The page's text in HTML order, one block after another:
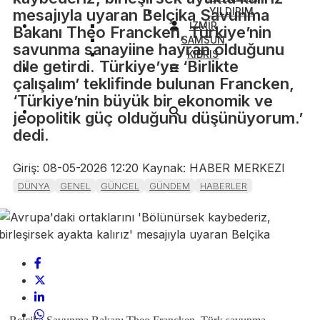
YILDIRIM
İZMİR
SAMSUN
KIBRIS
mesajıyla uyaran Belçika Savunma
Bakanı Theo Francken, Türkiye’nin
savunma sanayiine hayran olduğunu
dile getirdi. Türkiye’ye ‘Birlikte
çalışalım’ teklifinde bulunan Francken,
‘Türkiye’nin büyük bir ekonomik ve
jeopolitik güç olduğunu düşünüyorum.’
dedi.
Giriş: 08-05-2026 12:20 Kaynak: HABER MERKEZI
DÜNYA GENEL GÜNCEL GÜNDEM HABERLER